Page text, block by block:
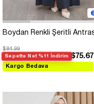
$84.99
Sepette Net %11 İndirim $75.67
Kargo Bedava